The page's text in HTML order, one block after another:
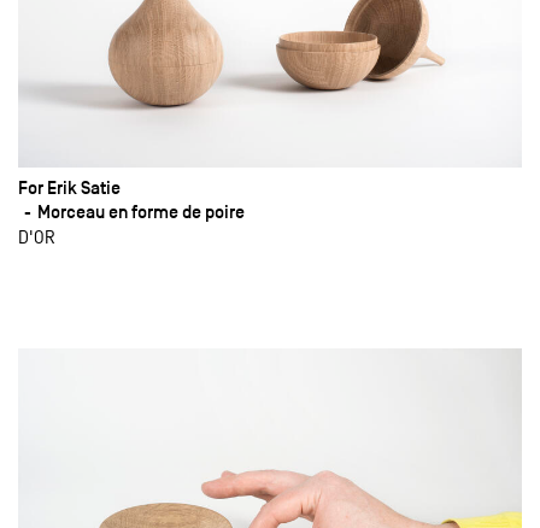
For Erik Satie
Morceau en forme de poire
D'OR